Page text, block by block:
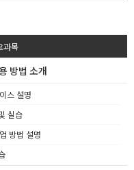
과목
방법 소개
스 설명
실습
방법 설명